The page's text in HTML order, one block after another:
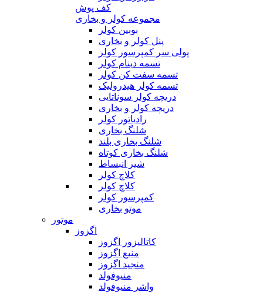
کف پوش
مجموعه کولر و بخاری
بوبین کولر
پنل کولر و بخاری
پولی سر کمپرسور کولر
تسمه دینام کولر
تسمه سفت کن کولر
تسمه کولر هیدرولیک
دریچه کولر سوناتایی
دریچه کولر و بخاری
رادیاتور کولر
شلنگ بخاری
شلنگ بخاری بلند
شلنگ بخاری کوتاه
شیر انبساط
کلاچ کولر
کلاچ کولر
کمپرسور کولر
موتو بخاری
موتور
اگزوز
کاتالیزور اگزوز
منبع اگزوز
منجید اگزوز
منیوفولد
واشر منیوفولد